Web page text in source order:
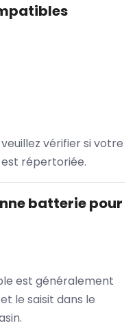
vérifier si votre
répertoriée.
batterie pour
est généralement
le saisit dans le